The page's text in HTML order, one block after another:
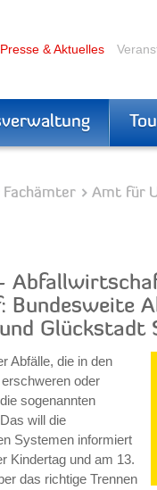
Presse & Aktuelles
Amt für
Bundesweite
Glückstadt
Abfälle, die in den
oder
sogenannten
will die
Systemen informiert
Kindertag und am 13.
das richtige Trennen